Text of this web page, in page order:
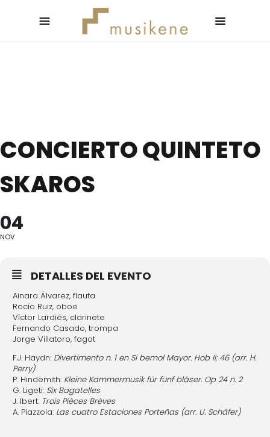
CONCIERTO QUINTETO
SKAROS
04
NOV
DETALLES DEL EVENTO
Ainara Álvarez, flauta
Rocío Ruiz, oboe
Víctor Lardiés, clarinete
Fernando Casado, trompa
Jorge Villatoro, fagot
F.J. Haydn: Divertimento n. 1 en Si bemol Mayor. Hob II: 46 (arr. H.
Perry)
P. Hindemith: Kleine Kammermusik für fünf bläser. Op 24 n. 2
G. Ligeti: Six Bagatelles
J. Ibert: Trois Pièces Brèves
A. Piazzola: Las cuatro Estaciones Porteñas (arr. U. Schäfer)